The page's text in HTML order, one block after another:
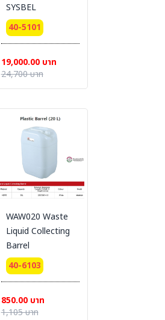
SYSBEL
40-5101
19,000.00 บาท
24,700 บาท
WAW020 Waste
Liquid Collecting
Barrel
40-6103
850.00 บาท
1,105 บาท